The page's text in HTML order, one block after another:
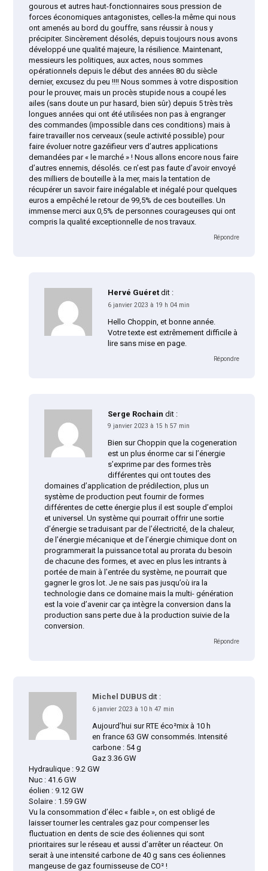
gourous et autres haut-fonctionnaires sous pression de
forces économiques antagonistes, celles-la même qui nous
ont amenés au bord du gouffre, sans réussir à nous y
précipiter. Sincèrement désolés, depuis toujours nous avons
développé une qualité majeure, la résilience. Maintenant,
messieurs les politiques, aux actes, nous sommes
opérationnels depuis le début des années 80 du siècle
dernier, excusez du peu !!!! Nous sommes à votre disposition
pour le prouver, mais un procès stupide nous a coupé les
ailes (sans doute un pur hasard, bien sûr) depuis 5 très très
longues années qui ont été utilisées non pas à engranger
des commandes (impossible dans ces conditions) mais à
faire travailler nos cerveaux (seule activité possible) pour
faire évoluer notre gazéïfieur vers d’autres applications
demandées par « le marché » ! Nous allons encore nous faire
d’autres ennemis, désolés. ce n’est pas faute d’avoir envoyé
des milliers de bouteille à la mer, mais la tentation de
récupérer un savoir faire inégalable et inégalé pour quelques
euros a empêché le retour de 99,5% de ces bouteilles. Un
immense merci aux 0,5% de personnes courageuses qui ont
compris la qualité exceptionnelle de nos travaux.
Répondre
Hervé Guéret dit :
6 janvier 2023 à 19 h 04 min
Hello Choppin, et bonne année.
Votre texte est extrêmement difficile à
lire sans mise en page.
Répondre
Serge Rochain dit :
9 janvier 2023 à 15 h 57 min
Bien sur Choppin que la cogeneration
est un plus énorme car si l’énergie
s’exprime par des formes très
différentes qui ont toutes des
domaines d’application de prédilection, plus un
système de production peut fournir de formes
différentes de cette énergie plus il est souple d’emploi
et universel. Un système qui pourrait offrir une sortie
d’énergie se traduisant par de l’électricité, de la chaleur,
de l’énergie mécanique et de l’énergie chimique dont on
programmerait la puissance total au prorata du besoin
de chacune des formes, et avec en plus les intrants à
portée de main à l’entrée du système, ne pourrait que
gagner le gros lot. Je ne sais pas jusqu’où ira la
technologie dans ce domaine mais la multi- génération
est la voie d’avenir car ça intègre la conversion dans la
production sans perte due à la production suivie de la
conversion.
Répondre
Michel DUBUS dit :
6 janvier 2023 à 10 h 47 min
Aujourd’hui sur RTE éco²mix à 10 h
en france 63 GW consommés. Intensité
carbone : 54 g
Gaz 3.36 GW
Hydraulique : 9.2 GW
Nuc : 41.6 GW
éolien : 9.12 GW
Solaire : 1.59 GW
Vu la consommation d’élec « faible », on est obligé de
laisser tourner les centrales gaz pour compenser les
fluctuation en dents de scie des éoliennes qui sont
prioritaires sur le réseau et aussi d’arrêter un réacteur. On
serait à une intensité carbone de 40 g sans ces éoliennes
mangeuse de gaz fournisseuse de CO² !